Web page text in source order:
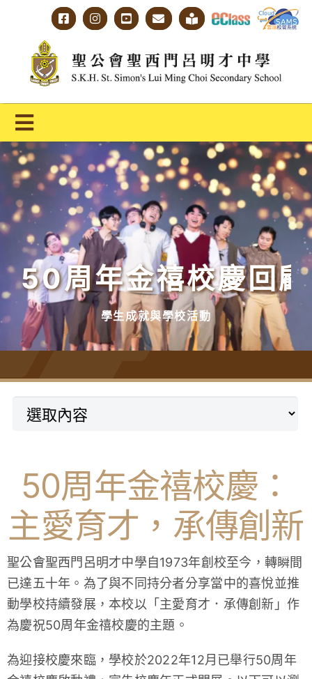
content
Toggle
Navigation
主頁
學校概覽
明才人學習藍圖
明才人成長階梯
教師專業社群
學生成就與學校活動
我們的聯繫
入學資訊
50周年金禧校慶回顧
學生成就與學校活動
50周年金禧校慶：
主愛育才，承傳創新
聖公會聖西門呂明才中學自1973年創校至今，轉瞬間
已達五十年。為了與不同持分者分享當中的喜悅並推
動學校持續發展，本校以「主愛育才．承傳創新」作
為慶祝50周年金禧校慶的主題。
為迎接校慶來臨，學校於2022年12月已舉行50周年